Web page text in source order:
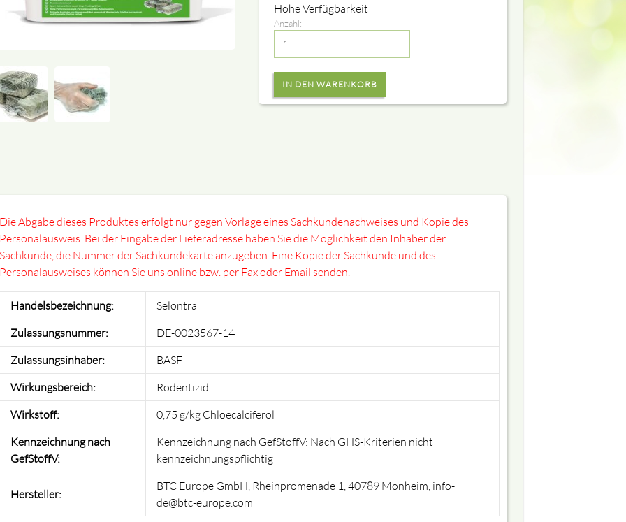
Hohe Verfügbarkeit
Anzahl:
Die Abgabe dieses Produktes erfolgt nur gegen Vorlage eines Sachkundenachweises und Kopie des
Personalausweis. Bei der Eingabe der Lieferadresse haben Sie die Möglichkeit den Inhaber der
Sachkunde, die Nummer der Sachkundekarte anzugeben. Eine Kopie der Sachkunde und des
Personalausweises können Sie uns online bzw. per Fax oder Email senden.
Handelsbezeichnung:
Selontra
Zulassungsnummer:
DE-0023567-14
Zulassungsinhaber:
BASF
Wirkungsbereich:
Rodentizid
Wirkstoff:
0,75 g/kg Chloecalciferol
Kennzeichnung nach
GefStoffV:
Kennzeichnung nach GefStoffV: Nach GHS-Kriterien nicht
kennzeichnungspflichtig
Hersteller:
BTC Europe GmbH, Rheinpromenade 1, 40789 Monheim, info-
de@btc-europe.com